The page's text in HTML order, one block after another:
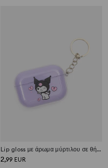
Lip gloss με άρωμα μύρτιλου σε θήκη Kuromi
2,99 EUR